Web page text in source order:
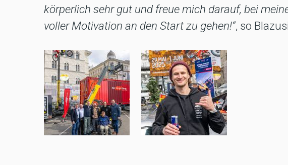
körperlich sehr gut und freue mich darauf, bei
voller Motivation an den Start zu gehen!“, so